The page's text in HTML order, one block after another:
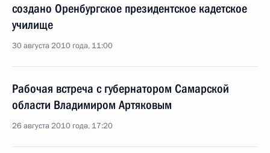
создано Оренбургское президентское кадетское
училище
30 августа 2010 года, 11:00
Рабочая встреча с губернатором Самарской
области Владимиром Артяковым
26 августа 2010 года, 17:20